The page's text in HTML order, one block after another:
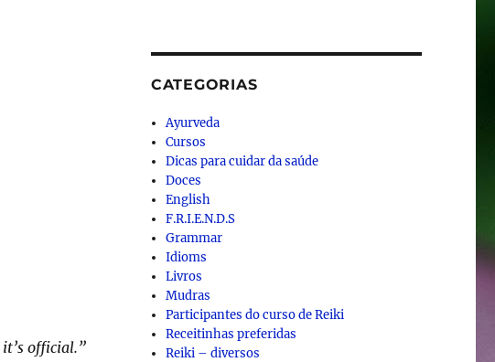
official.”
CATEGORIAS
Ayurveda
Cursos
Dicas para cuidar da saúde
Doces
English
F.R.I.E.N.D.S
Grammar
Idioms
Livros
Mudras
Participantes do curso de Reiki
Receitinhas preferidas
Reiki – diversos